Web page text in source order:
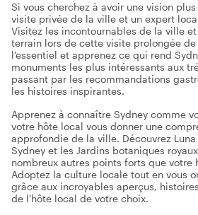
Si vous cherchez à avoir une vision
visite privée de la ville et un expert
Visitez les incontournables de la ville
terrain lors de cette visite prolongée de
l'essentiel et apprenez ce qui rend
monuments les plus intéressants aux
passant par les recommandations
les histoires inspirantes.
Apprenez à connaître Sydney comme
votre hôte local vous donner une
approfondie de la ville. Découvrez
Sydney et les Jardins botaniques
nombreux autres points forts que votre
Adoptez la culture locale tout en vous
grâce aux incroyables aperçus,
de l'hôte local de votre choix.